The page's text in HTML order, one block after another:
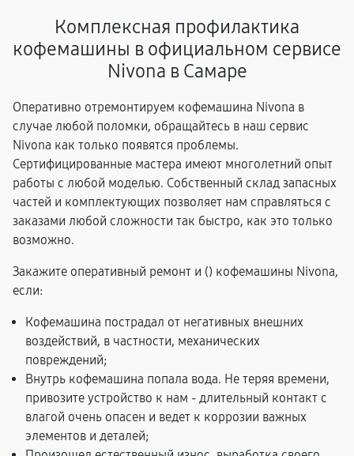
Комплексная профилактика
кофемашины в официальном сервисе
Nivona в Самаре
Оперативно отремонтируем кофемашина Nivona в
случае любой поломки, обращайтесь в наш сервис
Nivona как только появятся проблемы.
Сертифицированные мастера имеют многолетний опыт
работы с любой моделью. Собственный склад запасных
частей и комплектующих позволяет нам справляться с
заказами любой сложности так быстро, как это только
возможно.
Закажите оперативный ремонт и () кофемашины Nivona,
если:
Кофемашина пострадал от негативных внешних
воздействий, в частности, механических
повреждений;
Внутрь кофемашина попала вода. Не теряя времени,
привозите устройство к нам - длительный контакт с
влагой очень опасен и ведет к коррозии важных
элементов и деталей;